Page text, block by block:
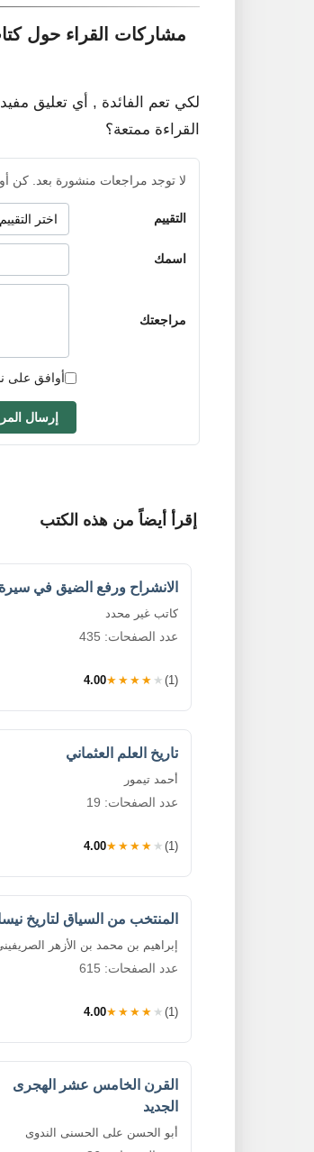
مشاركات القراء حول
لكي تعم الفائدة , أي تعليق
القراءة ممتعة؟
لا توجد مراجعات منشورة بعد. كن
التقييم
اسمك
مراجعتك
أوافق على
إرسال
إقرأ أيضاً من هذه الكتب
الانشراح ورفع الضيق في سيرة
كاتب غير محدد
عدد الصفحات: 435
4.00★★★★★ (1)
تاريخ العلم العثماني
أحمد تيمور
عدد الصفحات: 19
4.00★★★★★ (1)
المنتخب من السياق لتاريخ
إبراهيم بن محمد بن الأزهر
عدد الصفحات: 615
4.00★★★★★ (1)
القرن الخامس عشر الهجرى
الجديد
أبو الحسن على الحسنى الندوى